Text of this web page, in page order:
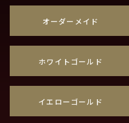
オーダーメイド
ホワイトゴールド
イエローゴールド